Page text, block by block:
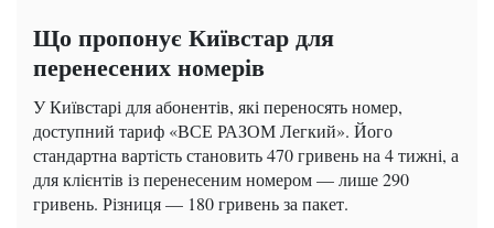
Що пропонує Київстар для
перенесених номерів
У Київстарі для абонентів, які переносять номер,
доступний тариф «ВСЕ РАЗОМ Легкий». Його
стандартна вартість становить 470 гривень на 4 тижні, а
для клієнтів із перенесеним номером — лише 290
гривень. Різниця — 180 гривень за пакет.